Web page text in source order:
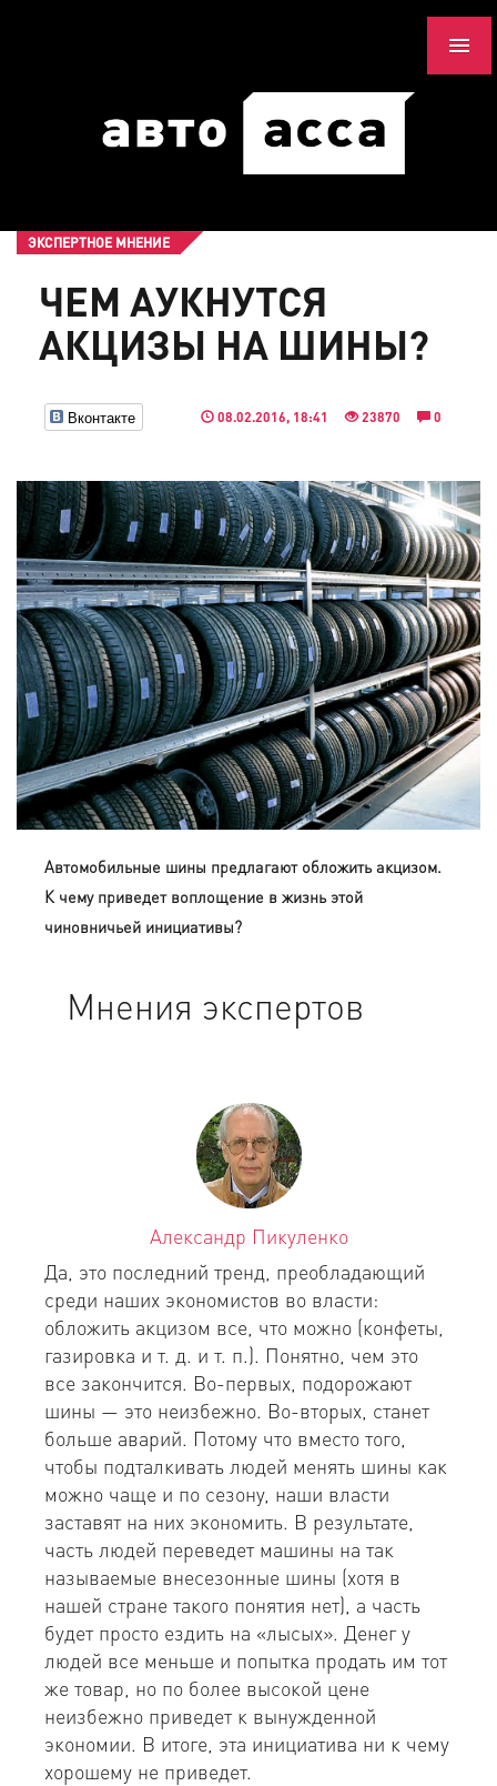
ЧЕМ АУКНУТСЯ
АКЦИЗЫ НА ШИНЫ?
ЭКСПЕРТНОЕ МНЕНИЕ
Вконтакте 08.02.2016, 18:41 23870 0
Автомобильные шины предлагают обложить акцизом.
К чему приведет воплощение в жизнь этой
чиновничьей инициативы?
Мнения экспертов
Александр Пикуленко
Да, это последний тренд, преобладающий
среди наших экономистов во власти:
обложить акцизом все, что можно (конфеты,
газировка и т. д. и т. п.). Понятно, чем это
все закончится. Во-первых, подорожают
шины — это неизбежно. Во-вторых, станет
больше аварий. Потому что вместо того,
чтобы подталкивать людей менять шины как
можно чаще и по сезону, наши власти
заставят на них экономить. В результате,
часть людей переведет машины на так
называемые внесезонные шины (хотя в
нашей стране такого понятия нет), а часть
будет просто ездить на «лысых». Денег у
людей все меньше и попытка продать им тот
же товар, но по более высокой цене
неизбежно приведет к вынужденной
экономии. В итоге, эта инициатива ни к чему
хорошему не приведет.